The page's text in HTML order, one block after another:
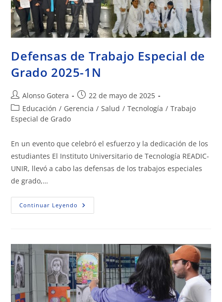
Defensas de Trabajo Especial de
Grado 2025-1N
Alonso Gotera
22 de mayo de 2025
Educación / Gerencia / Salud / Tecnología / Trabajo
Especial de Grado
En un evento que celebró el esfuerzo y la dedicación de los
estudiantes El Instituto Universitario de Tecnología READIC-
UNIR, llevó a cabo las defensas de los trabajos especiales
de grado,…
Continuar Leyendo